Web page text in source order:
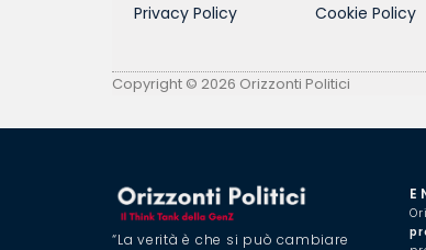
Privacy Policy Cookie Policy
Copyright © 2026 Orizzonti Politici
“La verità è che si può cambiare